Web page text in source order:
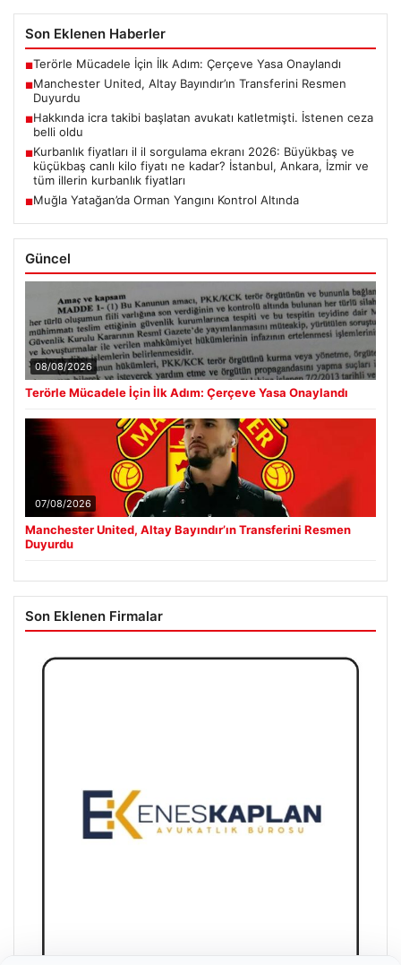
Son Eklenen Haberler
■Terörle Mücadele İçin İlk Adım: Çerçeve Yasa Onaylandı
■Manchester United, Altay Bayındır’ın Transferini Resmen
Duyurdu
■Hakkında icra takibi başlatan avukatı katletmişti. İstenen ceza
belli oldu
■Kurbanlık fiyatları il il sorgulama ekranı 2026: Büyükbaş ve
küçükbaş canlı kilo fiyatı ne kadar? İstanbul, Ankara, İzmir ve
tüm illerin kurbanlık fiyatları
■Muğla Yatağan’da Orman Yangını Kontrol Altında
Güncel
08/08/2026
Terörle Mücadele İçin İlk Adım: Çerçeve Yasa Onaylandı
07/08/2026
Manchester United, Altay Bayındır’ın Transferini Resmen
Duyurdu
Son Eklenen Firmalar